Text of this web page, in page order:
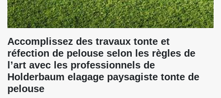
Accomplissez des travaux tonte et
réfection de pelouse selon les règles de
l’art avec les professionnels de
Holderbaum elagage paysagiste tonte de
pelouse